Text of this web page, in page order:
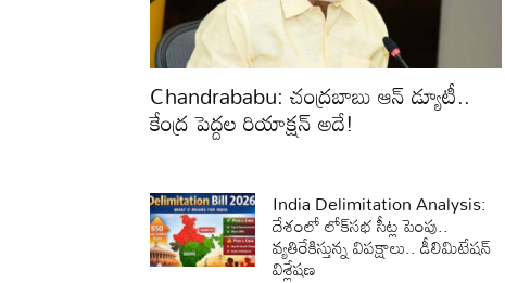
Chandrababu: చంద్రబాబు ఆన్ డ్యూటీ..
కేంద్ర పెద్దల రియాక్షన్ అదే!
India Delimitation Analysis:
దేశంలో లోక్‌సభ సీట్ల పెంపు..
వ్యతిరేకిస్తున్న విపక్షాలు.. డీలిమిటేషన్‌
విశ్లేషణ